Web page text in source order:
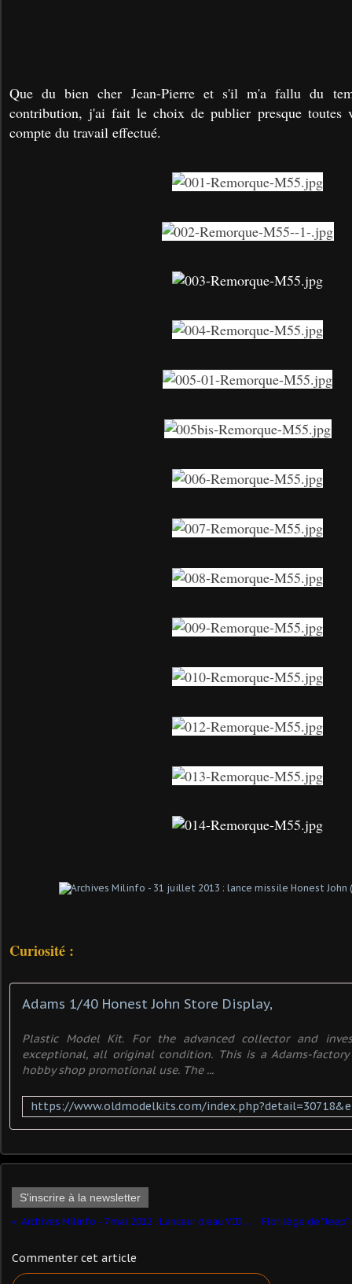
Que du bien cher Jean-Pierre et s'il m'a fallu du
contribution, j'ai fait le choix de publier presque toutes
compte du travail effectué.
Curiosité :
Adams 1/40 Honest John Store Display,
Plastic Model Kit. For the advanced collector and
exceptional, all original condition. This is a Adams-
hobby shop promotional use. The ...
S'inscrire à la newsletter
Archives Milinfo - 7 mai 2012 : Lanceur d'eau VID Soframe au 1/43 (par Cricrimini)
Commenter cet article